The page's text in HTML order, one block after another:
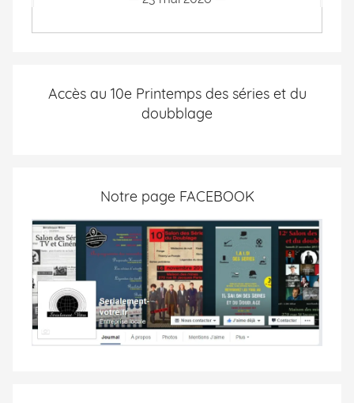
Accès au 10e Printemps des séries et du
doubblage
Notre page FACEBOOK